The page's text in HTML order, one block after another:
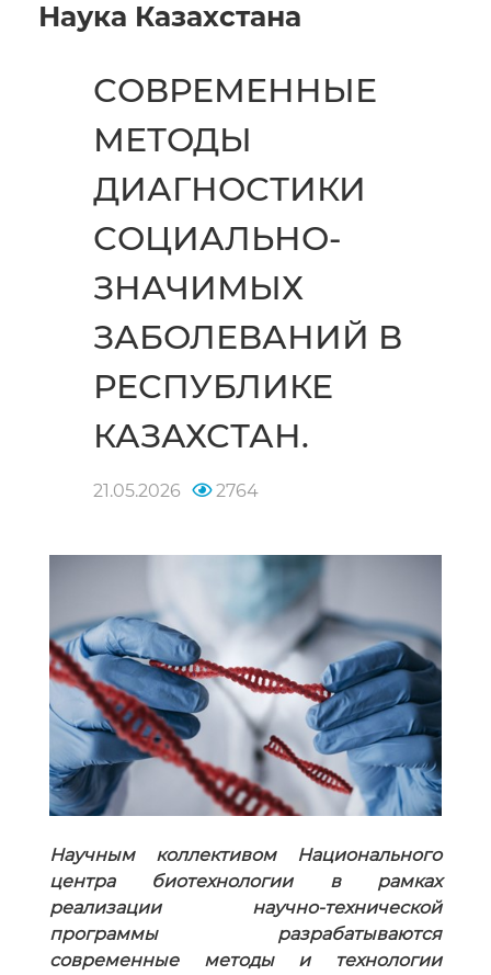
Наука Казахстана
СОВРЕМЕННЫЕ
МЕТОДЫ
ДИАГНОСТИКИ
СОЦИАЛЬНО-
ЗНАЧИМЫХ
ЗАБОЛЕВАНИЙ В
РЕСПУБЛИКЕ
КАЗАХСТАН.
21.05.2026 2764
Научным коллективом Национального
центра биотехнологии в рамках
реализации научно-технической
программы разрабатываются
современные методы и технологии